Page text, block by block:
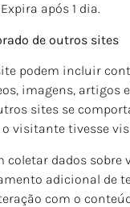
após 1 dia.
de outros sites
podem incluir
imagens, artigos
sites se
visitante tivesse
coletar dados sobre
adicional de
com o